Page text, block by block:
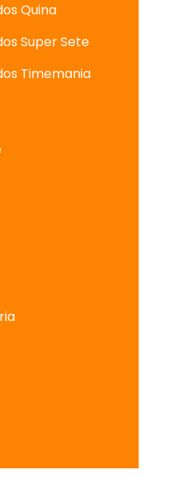
Quina
Super Sete
Timemania